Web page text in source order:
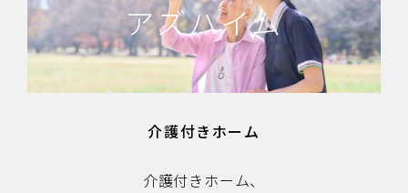
アズハイム
介護付きホーム
介護付きホーム、